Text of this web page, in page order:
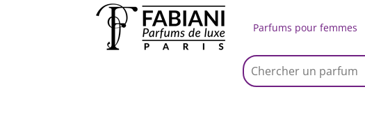
Parfums pour femmes